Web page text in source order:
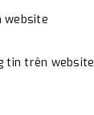
website
tin trên website